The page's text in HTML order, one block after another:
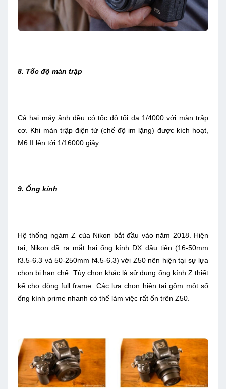
8. Tốc độ màn trập
Cả hai máy ảnh đều có tốc độ tối đa 1/4000 với màn trập
cơ. Khi màn trập điện tử (chế độ im lặng) được kích hoạt,
M6 II lên tới 1/16000 giây.
9. Ống kính
Hệ thống ngàm Z của Nikon bắt đầu vào năm 2018. Hiện
tại, Nikon đã ra mắt hai ống kính DX đầu tiên (16-50mm
f3.5-6.3 và 50-250mm f4.5-6.3) với Z50 nên hiện tại sự lựa
chọn bị hạn chế. Tùy chọn khác là sử dụng ống kính Z thiết
kế cho dòng full frame. Các lựa chọn hiện tại gồm một số
ống kính prime nhanh có thể làm việc rất ổn trên Z50.